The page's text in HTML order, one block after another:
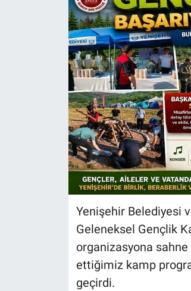
Yenişehir Belediyesi
Geleneksel Gençlik
organizasyona
ettiğimiz kamp
geçirdi.
Ekonomi
Teknoloji
Magazin
Nöbetçi Eczaneler